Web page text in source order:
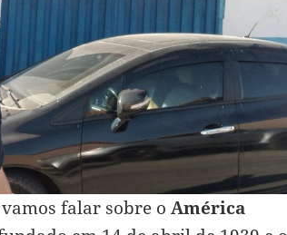
falar sobre o América